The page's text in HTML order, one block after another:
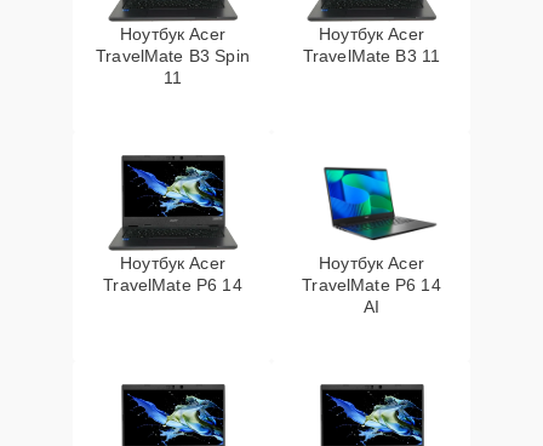
Ноутбук Acer
TravelMate B3 Spin
11
Ноутбук Acer
TravelMate B3 11
Ноутбук Acer
TravelMate P6 14
Ноутбук Acer
TravelMate P6 14
AI